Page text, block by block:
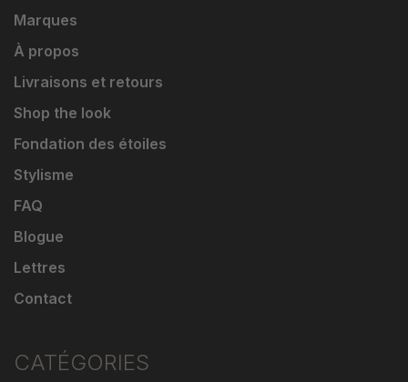
Marques
À propos
Livraisons et retours
Shop the look
Fondation des étoiles
Stylisme
FAQ
Blogue
Lettres
Contact
CATÉGORIES